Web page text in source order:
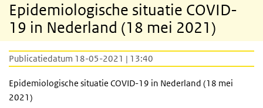
Epidemiologische situatie COVID-
19 in Nederland (18 mei 2021)
Publicatiedatum 18-05-2021 | 13:40
Epidemiologische situatie COVID-19 in Nederland (18 mei
2021)